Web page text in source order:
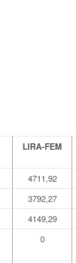
LIRA-FEM
4711,92
3792,27
4149,29
0